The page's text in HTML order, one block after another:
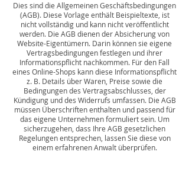
Dies sind die Allgemeinen Geschäftsbedingungen
(AGB). Diese Vorlage enthält Beispieltexte, ist
nicht vollständig und kann nicht veröffentlicht
werden. Die AGB dienen der Absicherung von
Website-Eigentümern. Darin können sie eigene
Vertragsbedingungen festlegen und ihrer
Informationspflicht nachkommen. Für den Fall
eines Online-Shops kann diese Informationspflicht
z. B. Details über Waren, Preise sowie die
Bedingungen des Vertragsabschlusses, der
Kündigung und des Widerrufs umfassen. Die AGB
müssen Überschriften enthalten und passend für
das eigene Unternehmen formuliert sein. Um
sicherzugehen, dass Ihre AGB gesetzlichen
Regelungen entsprechen, lassen Sie diese von
einem erfahrenen Anwalt überprüfen.